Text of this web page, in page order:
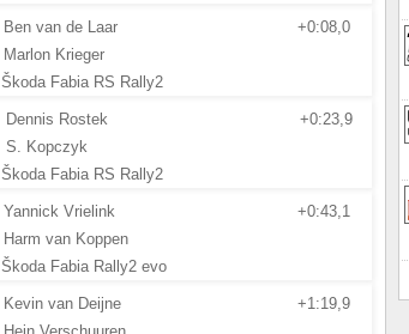
Ben van de Laar
+0:08,0
Marlon Krieger
Škoda Fabia RS Rally2
Dennis Rostek
+0:23,9
S. Kopczyk
Škoda Fabia RS Rally2
Yannick Vrielink
+0:43,1
Harm van Koppen
Škoda Fabia Rally2 evo
Kevin van Deijne
+1:19,9